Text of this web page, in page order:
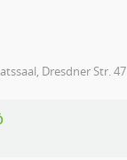
Dresdner Str. 47